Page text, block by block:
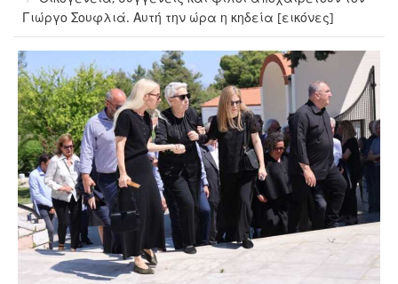
Γιώργο Σουφλιά. Αυτή την ώρα η κηδεία [εικόνες]